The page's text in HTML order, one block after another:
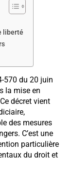
liberté
570 du 20 juin
la mise en
décret vient
des mesures
C’est une
particulière
du droit et